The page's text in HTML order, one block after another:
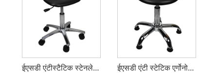
ईएसडी एंटीस्टैटिक स्टेनलेस चेयर ईएसडी एंटी स्टेटिक एर्गोनोमिक लैब चेयर